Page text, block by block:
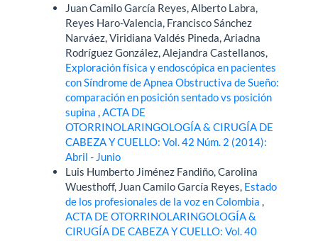
Juan Camilo García Reyes, Alberto Labra,
Reyes Haro-Valencia, Francisco Sánchez
Narváez, Viridiana Valdés Pineda, Ariadna
Rodríguez González, Alejandra Castellanos,
Exploración física y endoscópica en pacientes
con Síndrome de Apnea Obstructiva de Sueño:
comparación en posición sentado vs posición
supina,ACTA DE
OTORRINOLARINGOLOGÍA & CIRUGÍA DE
CABEZA Y CUELLO: Vol. 42 Núm. 2 (2014):
Abril - Junio
Luis Humberto Jiménez Fandiño, Carolina
Wuesthoff, Juan Camilo García Reyes, Estado
de los profesionales de la voz en Colombia,
ACTA DE OTORRINOLARINGOLOGÍA &
CIRUGÍA DE CABEZA Y CUELLO: Vol. 40